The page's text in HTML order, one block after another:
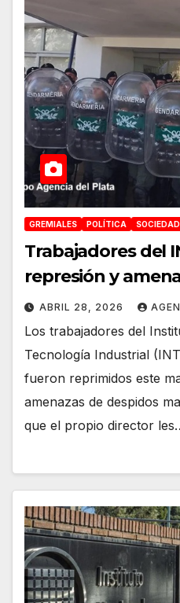
GREMIALES POLÍTICA SOCIEDAD
Trabajadores del
represión y
ABRIL 28, 2026
Los trabajadores del
Tecnología Industrial
fueron reprimidos este
amenazas de despidos
que el propio director